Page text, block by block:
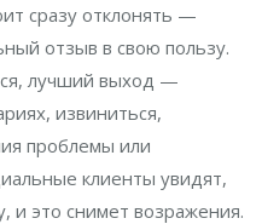
сразу отклонять —
отзыв в свою пользу.
лучший выход —
извиниться,
проблемы или
клиенты увидят,
и это снимет возражения.